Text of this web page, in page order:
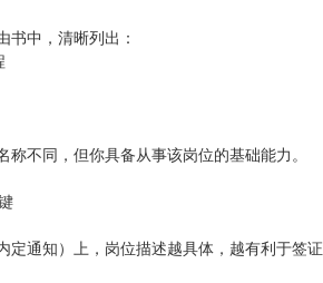
书中，清晰列出：
称不同，但你具备从事该岗位的基础能力。
定通知）上，岗位描述越具体，越有利于签证